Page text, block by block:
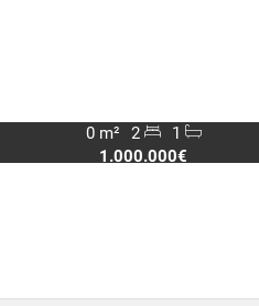
0 m² 2
1
1.000.000€